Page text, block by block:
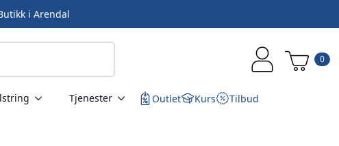
i Arendal
0
Tjenester Outlet Kurs Tilbud